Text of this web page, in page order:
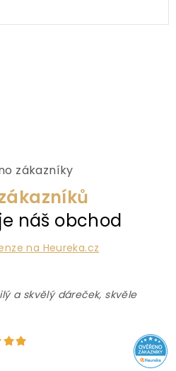
zákazníky
náš obchod
na Heureka.cz
a skvělý dáreček, skvěle